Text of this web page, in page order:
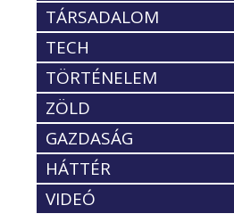
TÁRSADALOM
TECH
TÖRTÉNELEM
ZÖLD
GAZDASÁG
HÁTTÉR
VIDEÓ